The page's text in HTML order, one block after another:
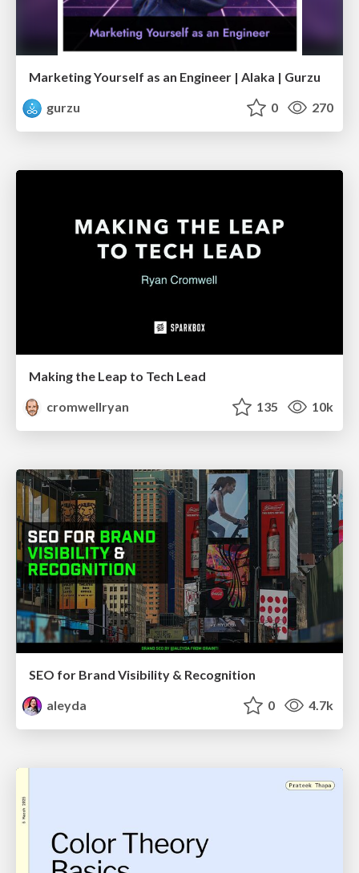
Marketing Yourself as an Engineer | Alaka | Gurzu
gurzu
0 270
Making the Leap to Tech Lead
cromwellryan
135 10k
SEO for Brand Visibility & Recognition
aleyda
0 4.7k